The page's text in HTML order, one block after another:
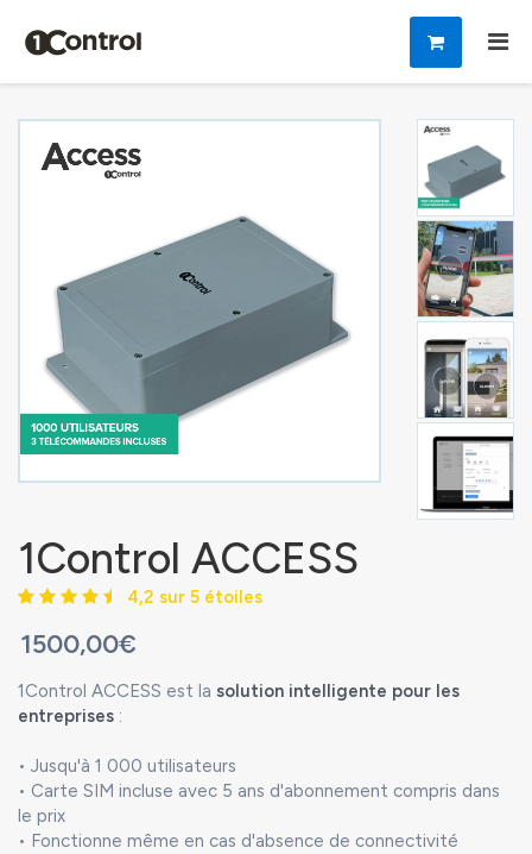
1Control ACCESS
4,2 sur 5 étoiles
1500,00€
1Control ACCESS est la solution intelligente pour les
entreprises :
• Jusqu'à 1 000 utilisateurs
• Carte SIM incluse avec 5 ans d'abonnement compris dans
le prix
• Fonctionne même en cas d'absence de connectivité